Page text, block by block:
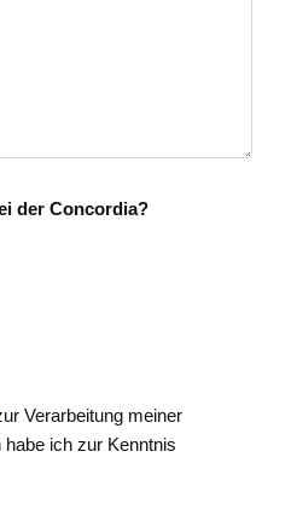
der Concordia?
Verarbeitung meiner
ich zur Kenntnis